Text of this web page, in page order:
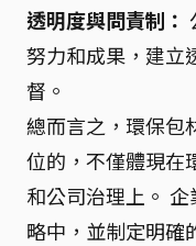
透明度與問責制：
努力和成果，建立
督。
總而言之，環保包
位的，不僅體現在
和公司治理上。
略中，並制定明確